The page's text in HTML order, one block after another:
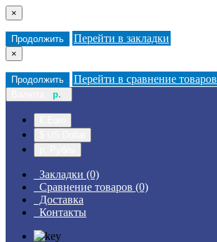
×
Продолжить Перейти в закладки
×
Продолжить Перейти в сравнение товаров
р.
Закладки (0)
Сравнение товаров (0)
Доставка
Контакты